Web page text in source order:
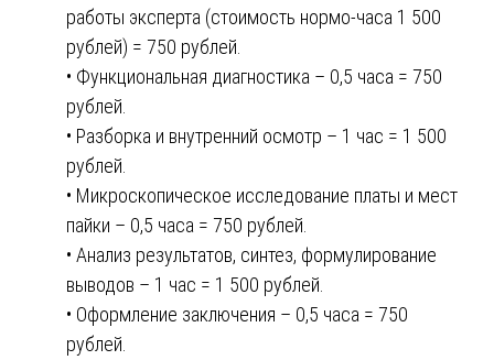
работы эксперта (стоимость нормо-часа 1 500
рублей) = 750 рублей.
• Функциональная диагностика – 0,5 часа = 750
рублей.
• Разборка и внутренний осмотр – 1 час = 1 500
рублей.
• Микроскопическое исследование платы и мест
пайки – 0,5 часа = 750 рублей.
• Анализ результатов, синтез, формулирование
выводов – 1 час = 1 500 рублей.
• Оформление заключения – 0,5 часа = 750
рублей.